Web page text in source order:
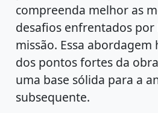
compreenda melhor as
desafios enfrentados por
missão. Essa abordagem
dos pontos fortes da
uma base sólida para a
subsequente.